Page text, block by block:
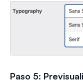
Paso 5: